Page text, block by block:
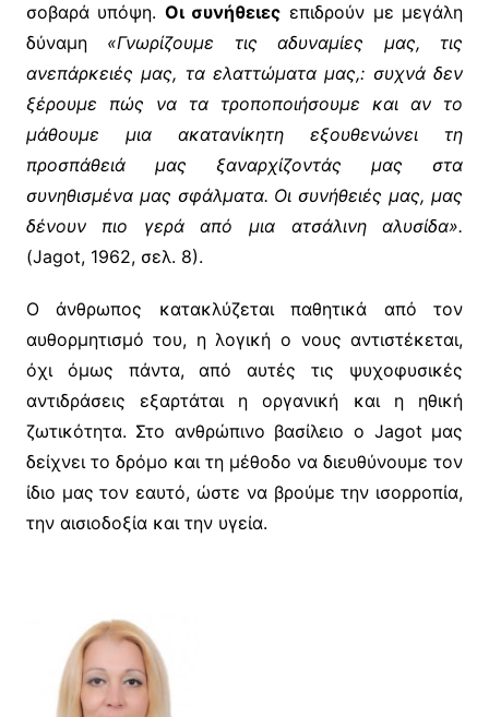
σοβαρά υπόψη. Οι συνήθειες επιδρούν με μεγάλη
δύναμη «Γνωρίζουμε τις αδυναμίες μας, τις
ανεπάρκειές μας, τα ελαττώματα μας,: συχνά δεν
ξέρουμε πώς να τα τροποποιήσουμε και αν το
μάθουμε μια ακατανίκητη εξουθενώνει τη
προσπάθειά μας ξαναρχίζοντάς μας στα
συνηθισμένα μας σφάλματα. Οι συνήθειές μας, μας
δένουν πιο γερά από μια ατσάλινη αλυσίδα».
(Jagot, 1962, σελ. 8).
Ο άνθρωπος κατακλύζεται παθητικά από τον
αυθορμητισμό του, η λογική ο νους αντιστέκεται,
όχι όμως πάντα, από αυτές τις ψυχοφυσικές
αντιδράσεις εξαρτάται η οργανική και η ηθική
ζωτικότητα. Στο ανθρώπινο βασίλειο ο Jagot μας
δείχνει το δρόμο και τη μέθοδο να διευθύνουμε τον
ίδιο μας τον εαυτό, ώστε να βρούμε την ισορροπία,
την αισιοδοξία και την υγεία.